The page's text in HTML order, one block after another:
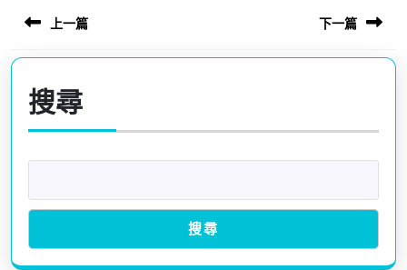
文
章
導
覽
上一篇
Previous
post:
下一篇
搜尋
搜尋